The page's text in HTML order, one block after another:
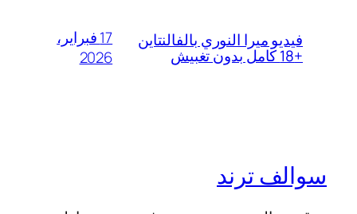
فيديو ميرا النوري بالفالنتاين
+18 كامل بدون تغبيش
17 فبراير،
2026
سوالف ترند